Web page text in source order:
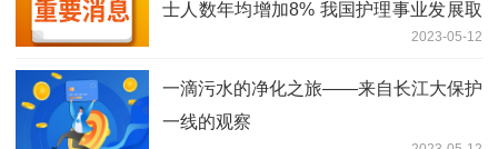
士人数年均增加8% 我国护理事业发展取
2023-05-12
一滴污水的净化之旅——来自长江大保护
一线的观察